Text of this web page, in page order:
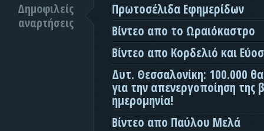
Δημοφιλείς
αναρτήσεις
Πρωτοσέλιδα Εφημερίδων
Βίντεο απο το Ωραιόκαστρο
Βίντεο απο Κορδελιό και
Δυτ. Θεσσαλονίκη: 100.000
για την απενεργοποίηση της
ημερομηνία!
Βίντεο απο Παύλου Μελά